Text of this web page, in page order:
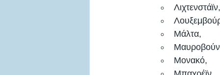
Λιχτενστάϊν,
Μάλτα,
Μονακό,